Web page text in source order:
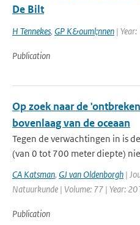
De Bilt
H Tennekes, GP K&ouml;nnen |
Publication
Op zoek naar de
bovenlaag van de oceaan
Tegen de verwachtingen in is
(van 0 tot 700 meter diepte)
CA Katsman, GJ van Oldenborgh |
Natuurkunde | Volume: 77 | Year:
Publication